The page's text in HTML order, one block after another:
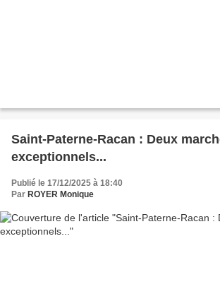
Saint-Paterne-Racan : Deux
exceptionnels...
Publié le 17/12/2025 à 18:40
Par ROYER Monique